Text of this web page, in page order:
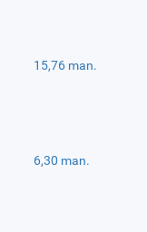
15,76 man.
6,30 man.